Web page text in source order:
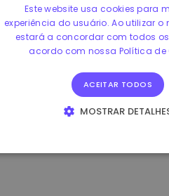
0.865660 € 0.00%
Este website usa cookies para
experiência do usuário. Ao utilizar o
estará a concordar com todos
acordo com nossa Política de
ACEITAR TODOS
MOSTRAR